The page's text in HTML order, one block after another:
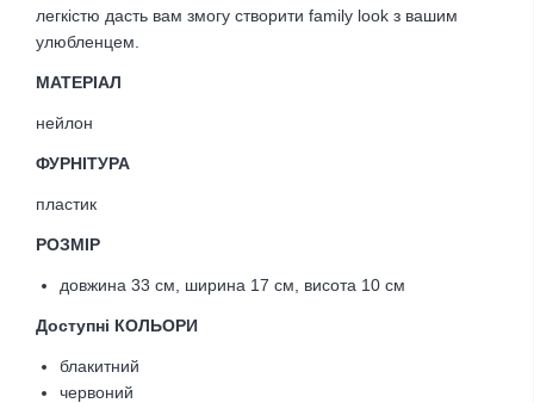
легкістю дасть вам змогу створити family look з вашим
улюбленцем.
МАТЕРІАЛ
нейлон
ФУРНІТУРА
пластик
РОЗМІР
довжина 33 см, ширина 17 см, висота 10 см
Доступні КОЛЬОРИ
блакитний
червоний